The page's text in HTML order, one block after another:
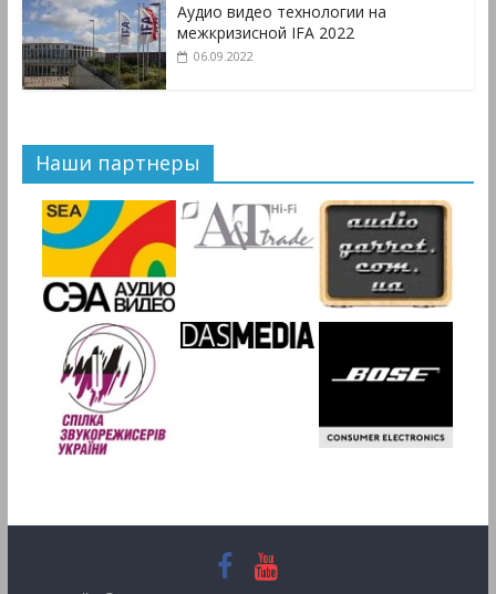
Аудио видео технологии на
межкризисной IFA 2022
06.09.2022
Наши партнеры